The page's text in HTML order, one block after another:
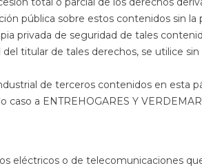
pública sobre estos contenidos sin
privada de seguridad de tales
titular de tales derechos, se utilice
de terceros contenidos en esta
a ENTREHOGARES Y
eléctricos o de telecomunicaciones